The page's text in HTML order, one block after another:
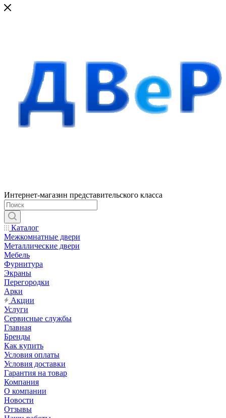
Интернет-магазин представительского класса
Каталог
Межкомнатные двери
Металлические двери
Мебель
Фурнитура
Экраны
Перегородки
Арки
Акции
Услуги
Сервисные службы
Главная
Бренды
Как купить
Условия оплаты
Условия доставки
Гарантия на товар
Компания
О компании
Новости
Отзывы